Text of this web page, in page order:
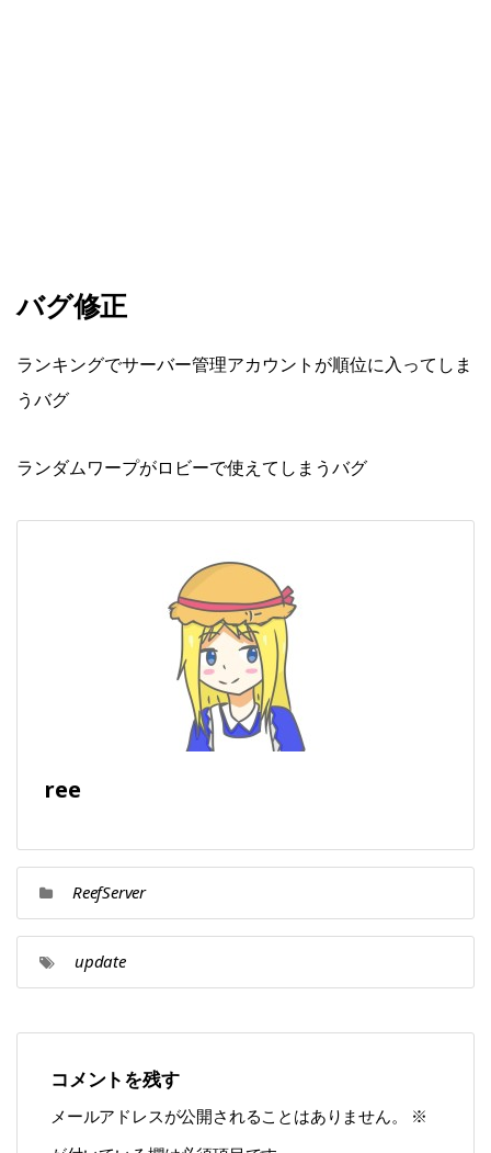
バグ修正
ランキングでサーバー管理アカウントが順位に入ってしま
うバグ
ランダムワープがロビーで使えてしまうバグ
ree
ReefServer
update
コメントを残す
メールアドレスが公開されることはありません。 ※